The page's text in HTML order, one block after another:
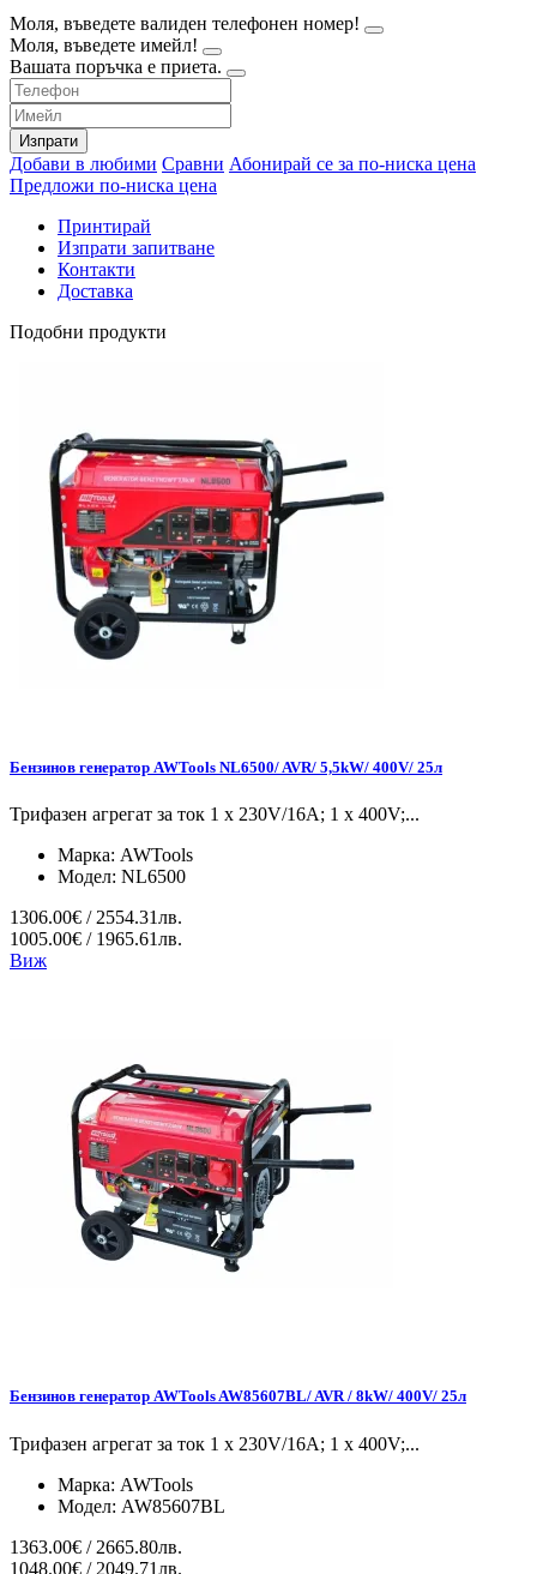
Моля, въведете валиден телефонен номер!
Моля, въведете имейл!
Вашата поръчка е приета.
Изпрати
Добави в любими Сравни Абонирай се за по-ниска цена
Предложи по-ниска цена
Принтирай
Изпрати запитване
Контакти
Доставка
Подобни продукти
Бензинов генератор AWTools NL6500/ AVR/ 5,5kW/ 400V/ 25л
Трифазен агрегат за ток 1 x 230V/16A; 1 x 400V;...
Марка: AWTools
Модел: NL6500
1306.00€ / 2554.31лв.
1005.00€ / 1965.61лв.
Виж
Бензинов генератор AWTools AW85607BL/ AVR / 8kW/ 400V/ 25л
Трифазен агрегат за ток 1 x 230V/16A; 1 x 400V;...
Марка: AWTools
Модел: AW85607BL
1363.00€ / 2665.80лв.
1048.00€ / 2049.71лв.